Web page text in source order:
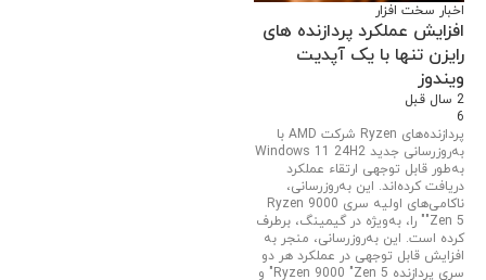
اخبار سخت افزار
افزایش عملکرد پردازنده های
رایزن تنها با یک آپدیت
ویندوز
2 سال قبل
6
پردازنده‌های Ryzen شرکت AMD با
به‌روزرسانی جدید Windows 11 24H2
به‌طور قابل توجهی ارتقاء عملکرد
دریافت کرده‌اند. این به‌روزرسانی،
ناکامی‌های اولیه سری Ryzen 9000
"Zen 5" را، به‌ویژه در گیمینگ، برطرف
کرده است. این به‌روزرسانی، منجر به
افزایش قابل توجهی در عملکرد هر دو
سری پردازنده Ryzen 9000 "Zen 5" و